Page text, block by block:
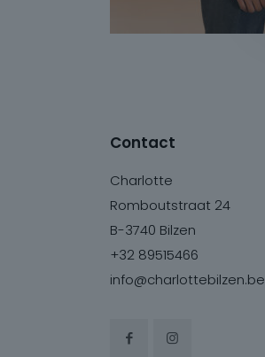
Contact
Charlotte
Romboutstraat 24
B-3740 Bilzen
+32 89515466
info@charlottebilzen.be